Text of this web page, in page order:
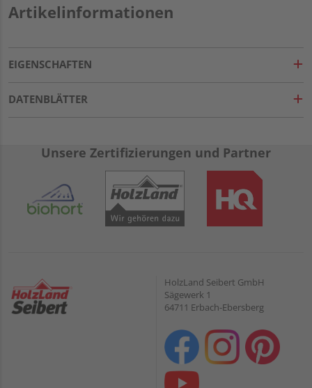
Artikelinformationen
EIGENSCHAFTEN
DATENBLÄTTER
Unsere Zertifizierungen und Partner
HolzLand Seibert GmbH
Sägewerk 1
64711 Erbach-Ebersberg